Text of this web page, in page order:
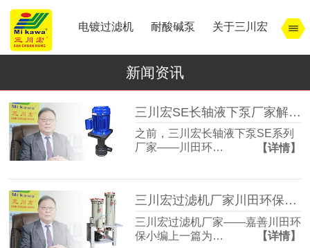
电镀过滤机 耐酸碱泵 关于三川宏
新闻资讯
三川宏SE长轴液下泵厂家解析电镀镀铬时间和镀后处理
之前，三川宏长轴液下泵SE系列
厂家——川田环…
【详情】
三川宏过滤机厂家川田环保解析宁波余姚镇北工业园模式
三川宏过滤机厂家——嘉善川田环
保小编上一篇为…
【详情】